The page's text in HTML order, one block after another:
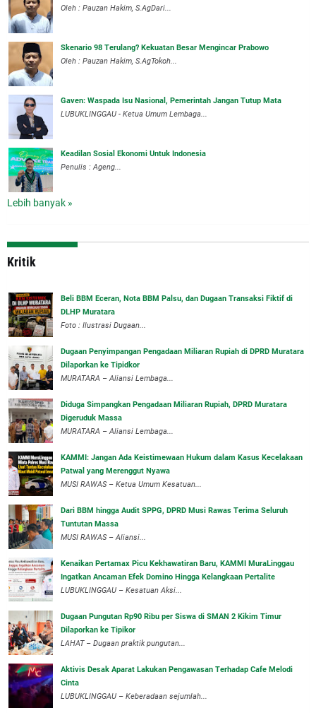
Oleh : Pauzan Hakim, S.AgDari...
Skenario 98 Terulang? Kekuatan Besar Mengincar Prabowo
Oleh : Pauzan Hakim, S.AgTokoh...
Gaven: Waspada Isu Nasional, Pemerintah Jangan Tutup Mata
LUBUKLINGGAU - Ketua Umum Lembaga...
Keadilan Sosial Ekonomi Untuk Indonesia
Penulis : Ageng...
Lebih banyak »
Kritik
‎Beli BBM Eceran, Nota BBM Palsu, dan Dugaan Transaksi Fiktif di
DLHP Muratara
Foto : Ilustrasi Dugaan...
‎Dugaan Penyimpangan Pengadaan Miliaran Rupiah di DPRD Muratara
Dilaporkan ke Tipidkor
‎MURATARA – Aliansi Lembaga...
Diduga Simpangkan Pengadaan Miliaran Rupiah, DPRD Muratara
Digeruduk Massa
‎MURATARA – Aliansi Lembaga...
‎KAMMI: Jangan Ada Keistimewaan Hukum dalam Kasus Kecelakaan
Patwal yang Merenggut Nyawa
‎MUSI RAWAS – Ketua Umum Kesatuan...
Dari BBM hingga Audit SPPG, DPRD Musi Rawas Terima Seluruh
Tuntutan Massa
MUSI RAWAS – Aliansi...
‎Kenaikan Pertamax Picu Kekhawatiran Baru, KAMMI MuraLinggau
Ingatkan Ancaman Efek Domino Hingga Kelangkaan Pertalite
‎LUBUKLINGGAU – Kesatuan Aksi...
Dugaan Pungutan Rp90 Ribu per Siswa di SMAN 2 Kikim Timur
Dilaporkan ke Tipikor
LAHAT – Dugaan praktik pungutan...
Aktivis Desak Aparat Lakukan Pengawasan Terhadap Cafe Melodi
Cinta
LUBUKLINGGAU – Keberadaan sejumlah...